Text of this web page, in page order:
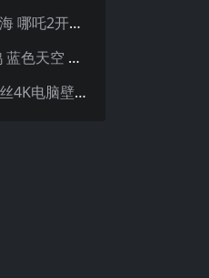
哪吒之魔童闹海 哪吒2开场4K壁纸
海边女生 海鸥 蓝色天空 4K壁纸
蓝色长发金克丝4K电脑壁纸